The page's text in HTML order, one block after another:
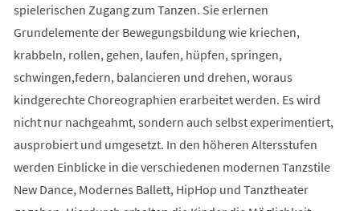
spielerischen Zugang zum Tanzen. Sie erlernen
Grundelemente der Bewegungsbildung wie kriechen,
krabbeln, rollen, gehen, laufen, hüpfen, springen,
schwingen,federn, balancieren und drehen, woraus
kindgerechte Choreographien erarbeitet werden. Es wird
nicht nur nachgeahmt, sondern auch selbst experimentiert,
ausprobiert und umgesetzt. In den höheren Altersstufen
werden Einblicke in die verschiedenen modernen Tanzstile
New Dance, Modernes Ballett, HipHop und Tanztheater